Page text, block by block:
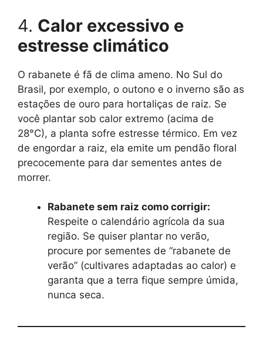
4. Calor excessivo e
estresse climático
O rabanete é fã de clima ameno. No Sul do
Brasil, por exemplo, o outono e o inverno são as
estações de ouro para hortaliças de raiz. Se
você plantar sob calor extremo (acima de
28°C), a planta sofre estresse térmico. Em vez
de engordar a raiz, ela emite um pendão floral
precocemente para dar sementes antes de
morrer.
Rabanete sem raiz como corrigir:
Respeite o calendário agrícola da sua
região. Se quiser plantar no verão,
procure por sementes de “rabanete de
verão” (cultivares adaptadas ao calor) e
garanta que a terra fique sempre úmida,
nunca seca.